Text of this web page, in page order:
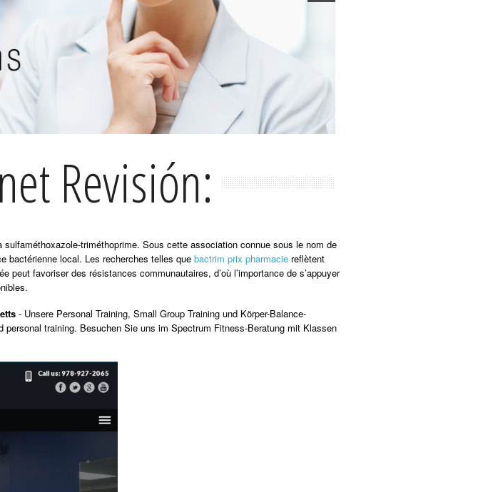
Revisión:
triméthoprime. Sous cette association connue sous le nom de
bactérienne local. Les recherches telles que bactrim prix pharmacie reflètent
favoriser des résistances communautaires, d’où l’importance de s’appuyer
- Unsere Personal Training, Small Group Training und Körper-Balance-
training. Besuchen Sie uns im Spectrum Fitness-Beratung mit Klassen